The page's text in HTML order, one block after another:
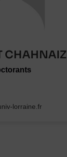
CHAHNAIZ
lorraine.fr